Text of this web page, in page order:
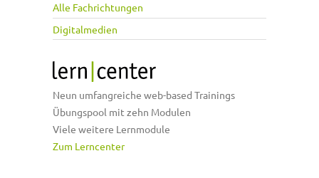
Alle Fachrichtungen
Digitalmedien
Neun umfangreiche web-based Trainings
Übungspool mit zehn Modulen
Viele weitere Lernmodule
Zum Lerncenter